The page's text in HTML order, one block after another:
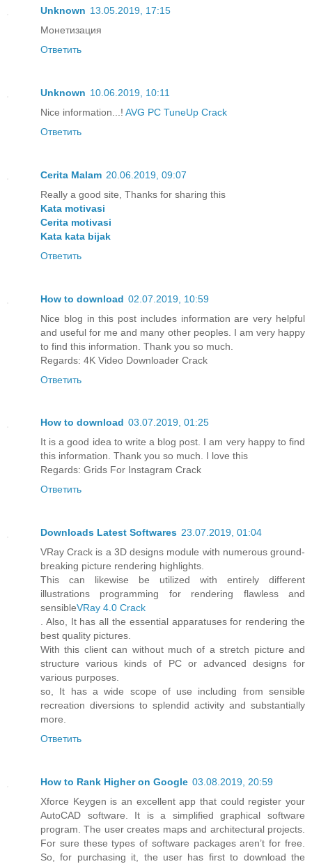
Unknown 13.05.2019, 17:15
Монетизация
Ответить
Unknown 10.06.2019, 10:11
Nice information...! AVG PC TuneUp Crack
Ответить
Cerita Malam 20.06.2019, 09:07
Really a good site, Thanks for sharing this
Kata motivasi
Cerita motivasi
Kata kata bijak
Ответить
How to download 02.07.2019, 10:59
Nice blog in this post includes information are very helpful
and useful for me and many other peoples. I am very happy
to find this information. Thank you so much.
Regards: 4K Video Downloader Crack
Ответить
How to download 03.07.2019, 01:25
It is a good idea to write a blog post. I am very happy to find
this information. Thank you so much. I love this
Regards: Grids For Instagram Crack
Ответить
Downloads Latest Softwares 23.07.2019, 01:04
VRay Crack is a 3D designs module with numerous ground-
breaking picture rendering highlights.
This can likewise be utilized with entirely different
illustrations programming for rendering flawless and
sensibleVRay 4.0 Crack
. Also, It has all the essential apparatuses for rendering the
best quality pictures.
With this client can without much of a stretch picture and
structure various kinds of PC or advanced designs for
various purposes.
so, It has a wide scope of use including from sensible
recreation diversions to splendid activity and substantially
more.
Ответить
How to Rank Higher on Google 03.08.2019, 20:59
Xforce Keygen is an excellent app that could register your
AutoCAD software. It is a simplified graphical software
program. The user creates maps and architectural projects.
For sure these types of software packages aren’t for free.
So, for purchasing it, the user has first to download the